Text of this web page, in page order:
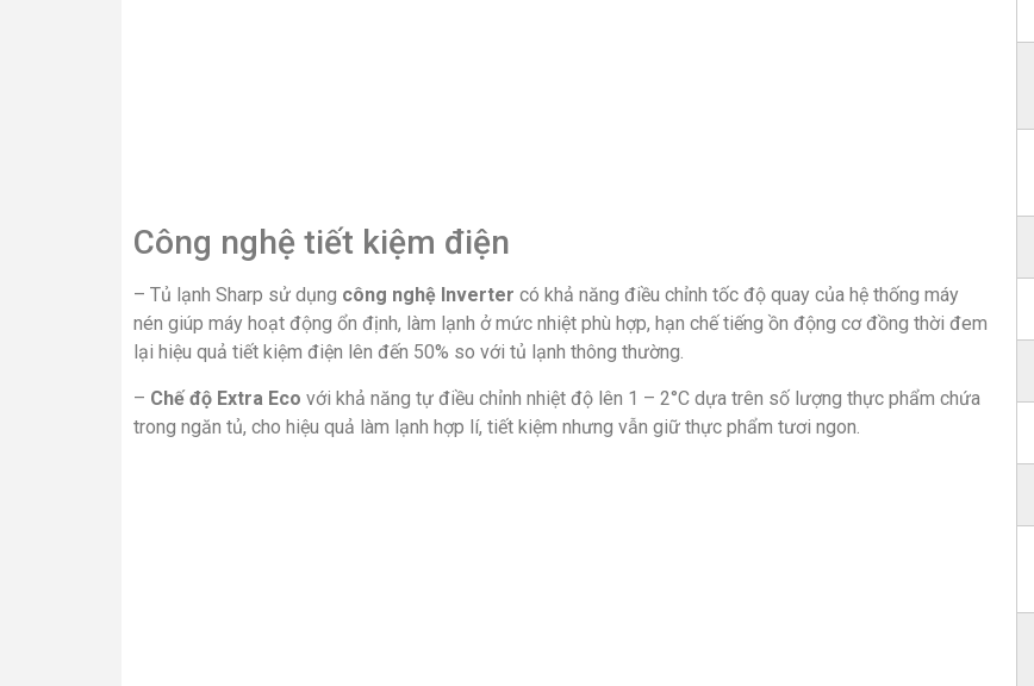
Công nghệ tiết kiệm điện
– Tủ lạnh Sharp sử dụng công nghệ Inverter có khả năng điều chỉnh tốc độ quay của hệ thống máy
nén giúp máy hoạt động ổn định, làm lạnh ở mức nhiệt phù hợp, hạn chế tiếng ồn động cơ đồng thời đem
lại hiệu quả tiết kiệm điện lên đến 50% so với tủ lạnh thông thường.
– Chế độ Extra Eco với khả năng tự điều chỉnh nhiệt độ lên 1 – 2°C dựa trên số lượng thực phẩm chứa
trong ngăn tủ, cho hiệu quả làm lạnh hợp lí, tiết kiệm nhưng vẫn giữ thực phẩm tươi ngon.